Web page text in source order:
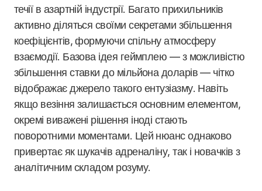
течії в азартній індустрії. Багато прихильників
активно діляться своїми секретами збільшення
коефіцієнтів, формуючи спільну атмосферу
взаємодії. Базова ідея геймплею — з можливістю
збільшення ставки до мільйона доларів — чітко
відображає джерело такого ентузіазму. Навіть
якщо везіння залишається основним елементом,
окремі виважені рішення іноді стають
поворотними моментами. Цей нюанс однаково
привертає як шукачів адреналіну, так і новачків з
аналітичним складом розуму.